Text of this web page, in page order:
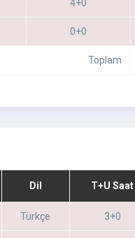
4+0
0+0
Toplam
Dil T+U Saat
Türkçe 3+0